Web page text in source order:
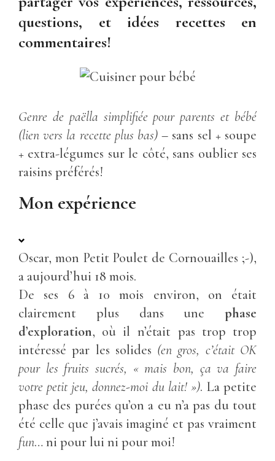
questions, et idées recettes en
commentaires!
Genre de paëlla simplifiée pour parents et bébé
(lien vers la recette plus bas) – sans sel + soupe
+ extra-légumes sur le côté, sans oublier ses
raisins préférés!
Mon expérience
Oscar, mon Petit Poulet de Cornouailles ;-),
a aujourd’hui 18 mois.
De ses 6 à 10 mois environ, on était
clairement plus dans une phase
d’exploration, où il n’était pas trop trop
intéressé par les solides (en gros, c’était OK
pour les fruits sucrés, « mais bon, ça va faire
votre petit jeu, donnez-moi du lait! »). La petite
phase des purées qu’on a eu n’a pas du tout
été celle que j’avais imaginé et pas vraiment
fun… ni pour lui ni pour moi!